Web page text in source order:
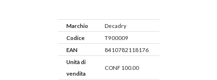
Marchio
Decadry
Codice
T900009
EAN
8410782118176
Unità di
vendita
CONF 100.00